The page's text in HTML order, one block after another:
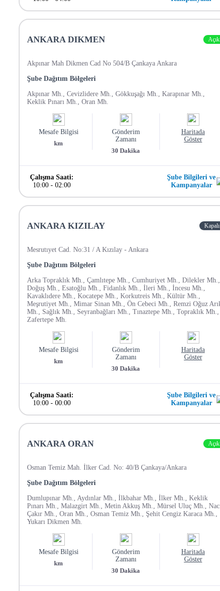
ANKARA DIKMEN Açık
Akpınar Mah Dikmen Cad No 504/B Çankaya Ankara
Şube Dağıtım Bölgeleri
Akpınar Mh., Cevizlidere Mh., Gökkuşağı Mh., Karapınar Mh.,
Keklik Pınarı Mh., Oran Mh.
Mesafe Bilgisi
km
Gönderim
Zamanı
30 Dakika
Haritada
Göster
Çalışma Saati:
10:00- 02:00
Şube Bilgileri ve
Kampanyalar
ANKARA KIZILAY Kapalı
Mesrutıyet Cad. No:31 / A Kızılay - Ankara
Şube Dağıtım Bölgeleri
Arka Topraklık Mh., Çamlıtepe Mh., Cumhuriyet Mh., Dilekler Mh.,
Doğuş Mh., Esatoğlu Mh., Fidanlık Mh., İleri Mh., İncesu Mh.,
Kavaklıdere Mh., Kocatepe Mh., Korkutreis Mh., Kültür Mh.,
Meşrutiyet Mh., Mimar Sinan Mh., Ön Cebeci Mh., Remzi Oğuz
Mh., Sağlık Mh., Seyranbağları Mh., Tınaztepe Mh., Topraklık Mh.,
Zafertepe Mh.
Mesafe Bilgisi
km
Gönderim
Zamanı
30 Dakika
Haritada
Göster
Çalışma Saati:
10:00- 00:00
Şube Bilgileri ve
Kampanyalar
ANKARA ORAN Açık
Osman Temiz Mah. İlker Cad. No: 40/B Çankaya/Ankara
Şube Dağıtım Bölgeleri
Dumlupınar Mh., Aydınlar Mh., İlkbahar Mh., İlker Mh., Keklik
Pınarı Mh., Malazgirt Mh., Metin Akkuş Mh., Mürsel Uluç Mh.,
Çakır Mh., Oran Mh., Osman Temiz Mh., Şehit Cengiz Karaca Mh.,
Yukarı Dikmen Mh.
Mesafe Bilgisi
km
Gönderim
Zamanı
30 Dakika
Haritada
Göster